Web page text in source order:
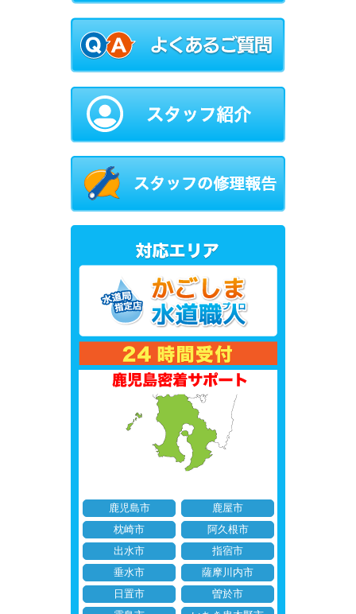
鹿児島市
鹿屋市
枕崎市
阿久根市
出水市
指宿市
垂水市
薩摩川内市
日置市
曽於市